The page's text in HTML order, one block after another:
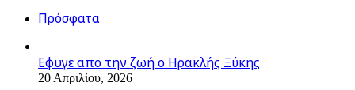
Πρόσφατα
Εφυγε απο την ζωή o Ηρακλής Ξύκης
20 Απριλίου, 2026